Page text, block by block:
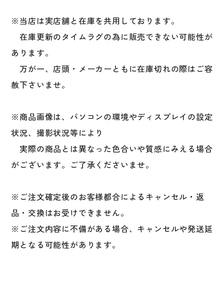
※当店は実店舗と在庫を共用しております。
在庫更新のタイムラグの為に販売できない可能性が
あります。
万が一、店頭・メーカーともに在庫切れの際はご容
赦下さいませ。
※商品画像は、パソコンの環境やディスプレイの設定
状況、撮影状況等により
実際の商品とは異なった色合いや質感にみえる場合
がございます。ご了承くださいませ。
※ご注文確定後のお客様都合によるキャンセル・返
品・交換はお受けできません。
※ご注文内容に不備がある場合、キャンセルや発送延
期となる可能性があります。